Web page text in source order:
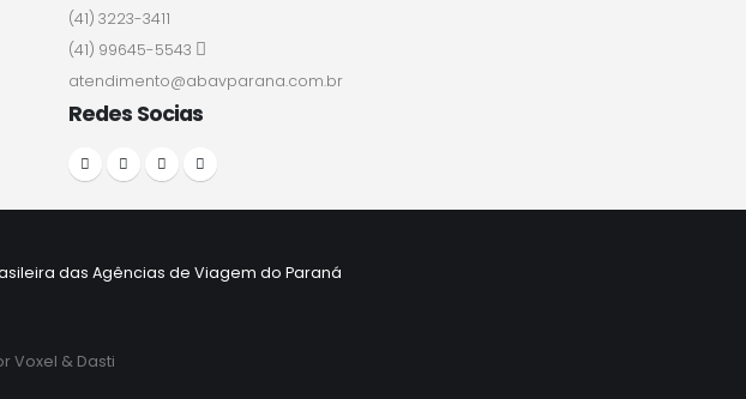
(41) 3223-3411
(41) 99645-5543
atendimento@abavparana.com.br
Redes Socias
das Agências de Viagem do Paraná